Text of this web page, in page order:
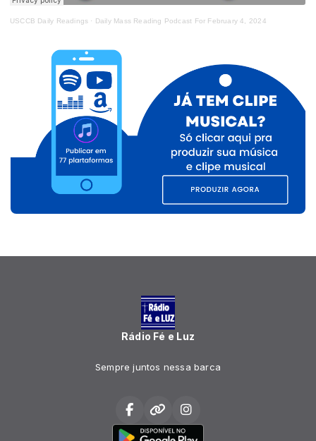
USCCB Daily Readings · Daily Mass Reading Podcast For February 4, 2024
Rádio Fé e Luz
Sempre juntos nessa barca